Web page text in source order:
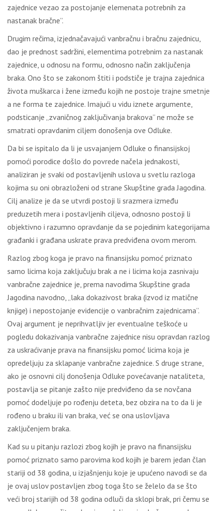
zajednice vezao za postojanje elemenata potrebnih za
nastanak bračne”.
Drugim rečima, izjednačavajući vanbračnu i bračnu zajednicu,
dao je prednost sadržini, elementima potrebnim za nastanak
zajednice, u odnosu na formu, odnosno način zaključenja
braka. Ono što se zakonom štiti i podstiče je trajna zajednica
života muškarca i žene između kojih ne postoje trajne smetnje
a ne forma te zajednice. Imajući u vidu iznete argumente,
podsticanje „zvaničnog zaključivanja brakova” ne može se
smatrati opravdanim ciljem donošenja ove Odluke.
Da bi se ispitalo da li je usvajanjem Odluke o finansijskoj
pomoći porodice došlo do povrede načela jednakosti,
analiziran je svaki od postavljenih uslova u svetlu razloga
kojima su oni obrazloženi od strane Skupštine grada Jagodina.
Cilj analize je da se utvrdi postoji li srazmera između
preduzetih mera i postavljenih ciljeva, odnosno postoji li
objektivno i razumno opravdanje da se pojedinim kategorijama
građanki i građana uskrate prava predviđena ovom merom.
Razlog zbog koga je pravo na finansijsku pomoć priznato
samo licima koja zaključuju brak a ne i licima koja zasnivaju
vanbračne zajednice je, prema navodima Skupštine grada
Jagodina navodno, „laka dokazivost braka (izvod iz matične
knjige) i nepostojanje evidencije o vanbračnim zajednicama”.
Ovaj argument je neprihvatljiv jer eventualne teškoće u
pogledu dokazivanja vanbračne zajednice nisu opravdan razlog
za uskraćivanje prava na finansijsku pomoć licima koja je
opredeljuju za sklapanje vanbračne zajednice. S druge strane,
ako je osnovni cilj donošenja Odluke povećavanje nataliteta,
postavlja se pitanje zašto nije predviđeno da se novčana
pomoć dodeljuje po rođenju deteta, bez obzira na to da li je
rođeno u braku ili van braka, već se ona uslovljava
zaključenjem braka.
Kad su u pitanju razlozi zbog kojih je pravo na finansijsku
pomoć priznato samo parovima kod kojih je barem jedan član
stariji od 38 godina, u izjašnjenju koje je upućeno navodi se da
je ovaj uslov postavljen zbog toga što se želelo da se što
veći broj starijih od 38 godina odluči da sklopi brak, pri čemu se